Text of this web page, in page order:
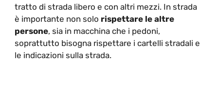
tratto di strada libero e con altri mezzi. In strada
è importante non solo rispettare le altre
persone, sia in macchina che i pedoni,
soprattutto bisogna rispettare i cartelli stradali e
le indicazioni sulla strada.